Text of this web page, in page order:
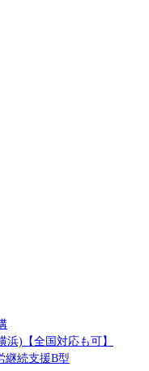
)【全国対応も可】
継続支援B型